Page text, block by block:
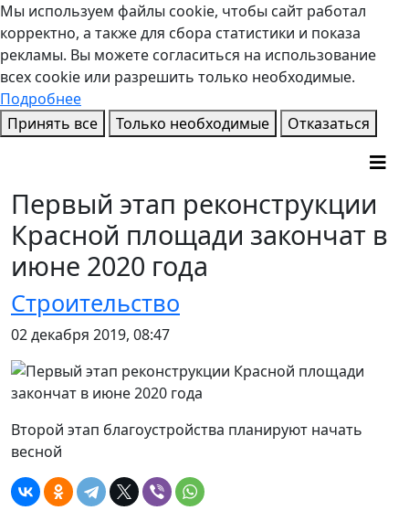
Мы используем файлы cookie, чтобы сайт работал
корректно, а также для сбора статистики и показа
рекламы. Вы можете согласиться на использование
всех cookie или разрешить только необходимые.
Подробнее
Принять все
Только необходимые Отказаться
Первый этап реконструкции
Красной площади закончат в
июне 2020 года
Строительство
02 декабря 2019, 08:47
Второй этап благоустройства планируют начать
весной